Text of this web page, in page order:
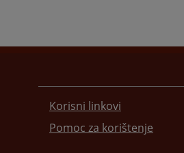
Korisni linkovi
Pomoc za korištenje